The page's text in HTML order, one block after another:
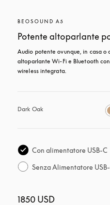
BEOSOUND A5
Potente altoparlante
Audio potente ovunque, in casa o
altoparlante Wi-Fi e Bluetooth
wireless integrata.
Dark Oak
Con alimentatore USB-C
Senza Alimentatore
1850 USD